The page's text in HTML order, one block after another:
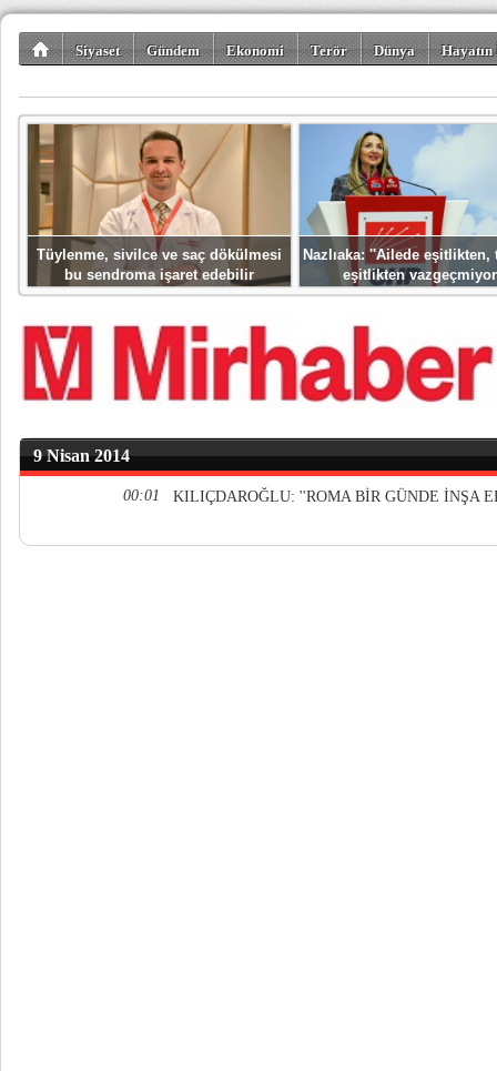
Siyaset Gündem Ekonomi Terör Dünya
Tüylenme, sivilce ve saç dökülmesi
bu sendroma işaret edebilir
Nazlıaka: ''Ailede eşitlikten,
eşitlikten
9 Nisan 2014
00:01 KILIÇDAROĞLU: ''ROMA BİR GÜNDE İNŞA